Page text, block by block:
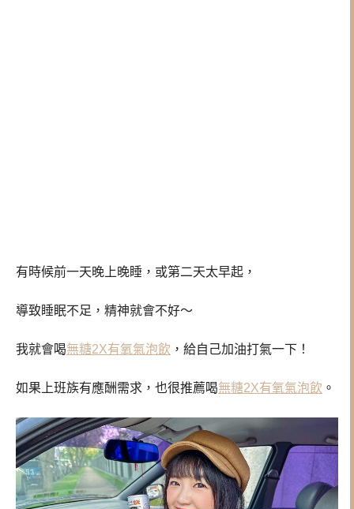
有時候前一天晚上晚睡，或第二天太早起，
導致睡眠不足，精神就會不好～
我就會喝無糖2X有氧氣泡飲 ，給自己加油打氣一下！
如果上班族有應酬需求，也很推薦喝無糖2X有氧氣泡飲 。